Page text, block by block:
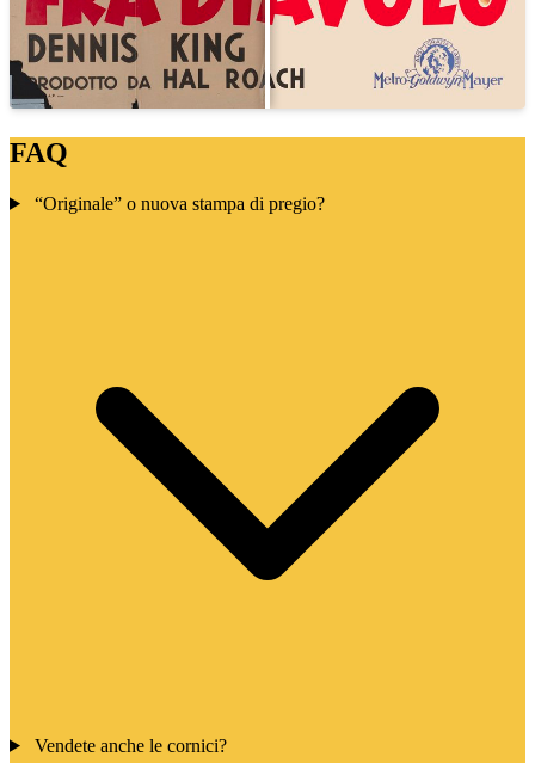
FAQ
“Originale” o nuova stampa di pregio?
Vendete anche le cornici?